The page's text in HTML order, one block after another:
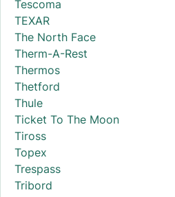
Tescoma
TEXAR
The North Face
Therm-A-Rest
Thermos
Thetford
Thule
Ticket To The Moon
Tiross
Topex
Trespass
Tribord